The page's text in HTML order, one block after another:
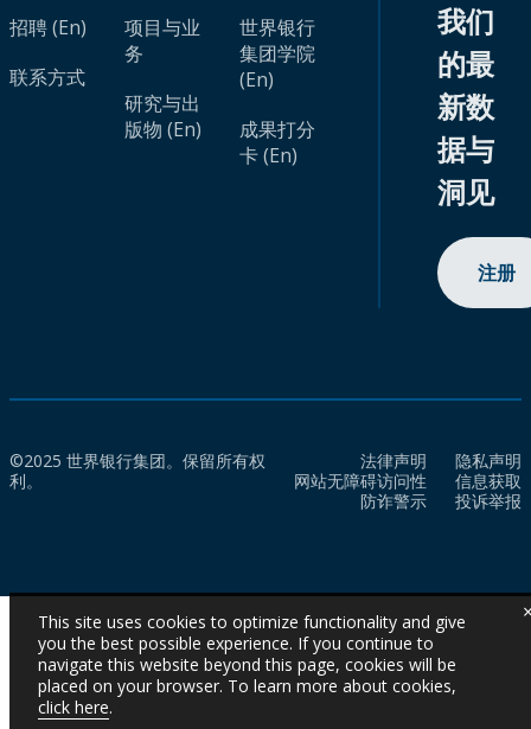
招聘 (En)
联系方式
项目与业
务
研究与出
版物 (En)
世界银行
集团学院
(En)
成果打分
卡 (En)
我们
的最
新数
据与
洞见
注册
©2025 世界银行集团。保留所有权
利。
法律声明
隐私声明
网站无障碍访问性
信息获取
防诈警示
投诉举报
This site uses cookies to optimize functionality and give
you the best possible experience. If you continue to
navigate this website beyond this page, cookies will be
placed on your browser. To learn more about cookies,
click here.